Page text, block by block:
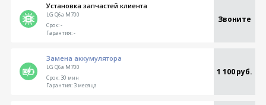
Установка запчастей клиента
LG Q6a M700 Звоните
Срок:-
Гарантия:-
Замена аккумулятора
LG Q6a M700 1 100 руб.
Срок:30 мин
Гарантия:3 месяца